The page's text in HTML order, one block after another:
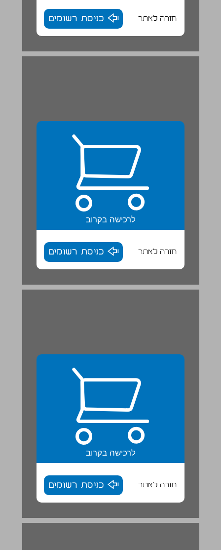
חזרה לאתר כניסת רשומים
לרכישה בקרוב
חזרה לאתר כניסת רשומים
לרכישה בקרוב
חזרה לאתר כניסת רשומים